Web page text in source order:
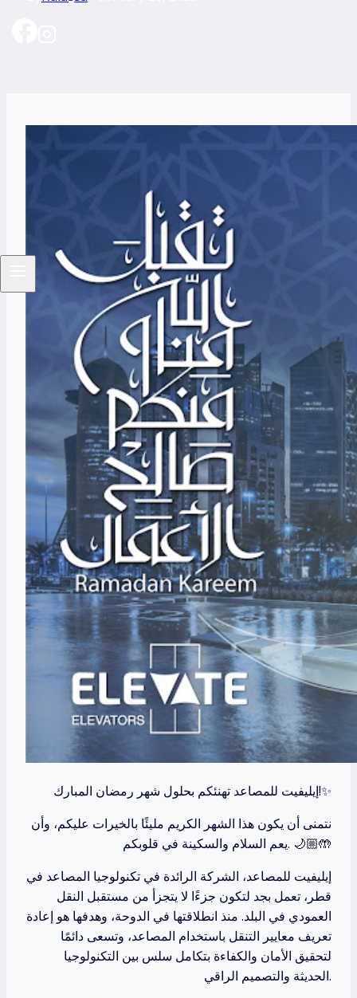
إيليفيت للمصاعد تهنئكم بحلول شهر رمضان المبارك!✨
نتمنى أن يكون هذا الشهر الكريم مليئًا بالخيرات عليكم، وأن
يعم السلام والسكينة في قلوبكم. 🌙🤲🏼
إيليفيت للمصاعد، الشركة الرائدة في تكنولوجيا المصاعد في
قطر، تعمل بجد لتكون جزءًا لا يتجزأ من مستقبل النقل
العمودي في البلد. منذ انطلاقتها في الدوحة، وهدفها هو إعادة
تعريف معايير التنقل باستخدام المصاعد، وتسعى دائمًا
لتحقيق الأمان والكفاءة بتكامل سلس بين التكنولوجيا
الحديثة والتصميم الراقي.